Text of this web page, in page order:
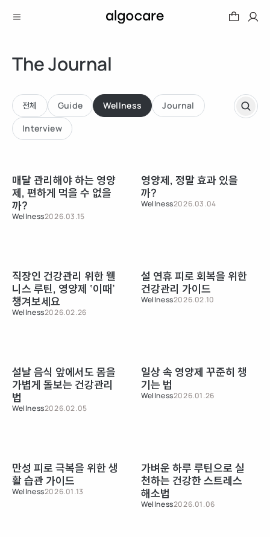
The Journal
전체 Guide Wellness
Journal
Interview
매달 관리해야 하는 영양
제, 편하게 먹을 수 없을
까?
Wellness2026.03.15
영양제, 정말 효과 있을
까?
Wellness2026.03.04
직장인 건강관리 위한 웰
니스 루틴, 영양제 ‘이때’
챙겨보세요
Wellness2026.02.26
설 연휴 피로 회복을 위한
건강관리 가이드
Wellness2026.02.10
설날 음식 앞에서도 몸을
가볍게 돌보는 건강관리
법
Wellness2026.02.05
일상 속 영양제 꾸준히 챙
기는 법
Wellness2026.01.26
만성 피로 극복을 위한 생
활 습관 가이드
Wellness2026.01.13
가벼운 하루 루틴으로 실
천하는 건강한 스트레스
해소법
Wellness2026.01.06